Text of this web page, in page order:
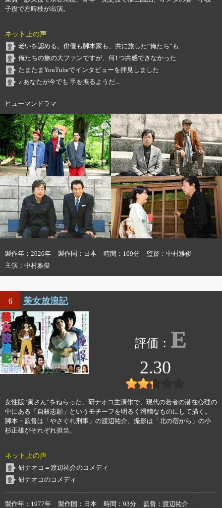
子役で左時枝が出演。
ネット上の声
老いを認める。俳優も脚本家も、共に旅した“俺たち”も
俺たちの旅の大ファンですが、何1つ共感できなかった
たまたまYouTubeでインタビューを拝見しました
♪ あなたが今でも 手を振るようだ...
ヒューマンドラマ
製作年 2026年 製作国 日本 時間 109分 監督
中村雅俊
主演
中村雅俊
6 美女放浪記
E
2.30
女性版“寅さん”をねらった、研ナオコ主演作で、現代の若者の潜在心理の
中にある「自殺志願」というモチーフを明るく滑稽なものにして描く。
脚本・監督は「やさぐれ刑事」の渡辺祐介、撮影は「北の宿から」の小
杉正雄がそれぞれ担当。
ネット上の声
研ナオコ＝渡辺祐介のコメディ
研ナオコのコメディ
製作年 1977年 製作国 日本 時間 93分 監督
渡辺祐介